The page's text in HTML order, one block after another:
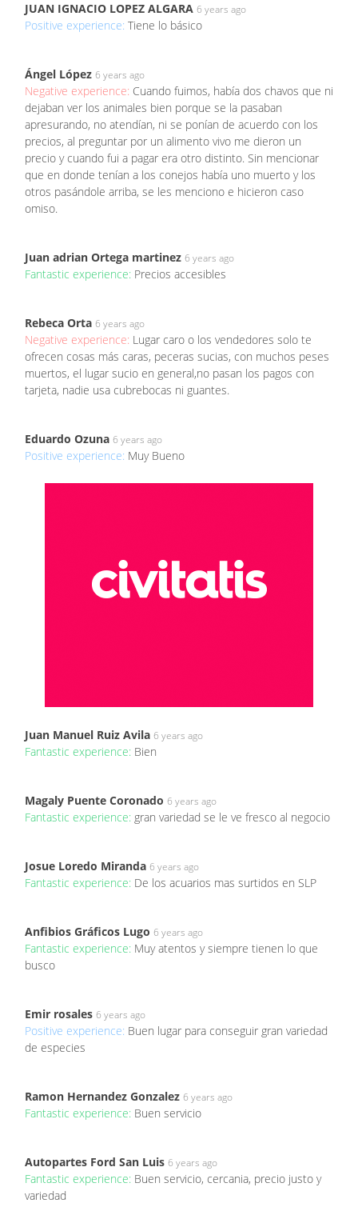
JUAN IGNACIO LOPEZ ALGARA 6 years ago
Positive experience: Tiene lo básico
Ángel López 6 years ago
Negative experience: Cuando fuimos, había dos chavos que ni
dejaban ver los animales bien porque se la pasaban
apresurando, no atendían, ni se ponían de acuerdo con los
precios, al preguntar por un alimento vivo me dieron un
precio y cuando fui a pagar era otro distinto. Sin mencionar
que en donde tenían a los conejos había uno muerto y los
otros pasándole arriba, se les menciono e hicieron caso
omiso.
Juan adrian Ortega martinez 6 years ago
Fantastic experience: Precios accesibles
Rebeca Orta 6 years ago
Negative experience: Lugar caro o los vendedores solo te
ofrecen cosas más caras, peceras sucias, con muchos peses
muertos, el lugar sucio en general,no pasan los pagos con
tarjeta, nadie usa cubrebocas ni guantes.
Eduardo Ozuna 6 years ago
Positive experience: Muy Bueno
Juan Manuel Ruiz Avila 6 years ago
Fantastic experience: Bien
Magaly Puente Coronado 6 years ago
Fantastic experience: gran variedad se le ve fresco al negocio
Josue Loredo Miranda 6 years ago
Fantastic experience: De los acuarios mas surtidos en SLP
Anfibios Gráficos Lugo 6 years ago
Fantastic experience: Muy atentos y siempre tienen lo que
busco
Emir rosales 6 years ago
Positive experience: Buen lugar para conseguir gran variedad
de especies
Ramon Hernandez Gonzalez 6 years ago
Fantastic experience: Buen servicio
Autopartes Ford San Luis 6 years ago
Fantastic experience: Buen servicio, cercania, precio justo y
variedad